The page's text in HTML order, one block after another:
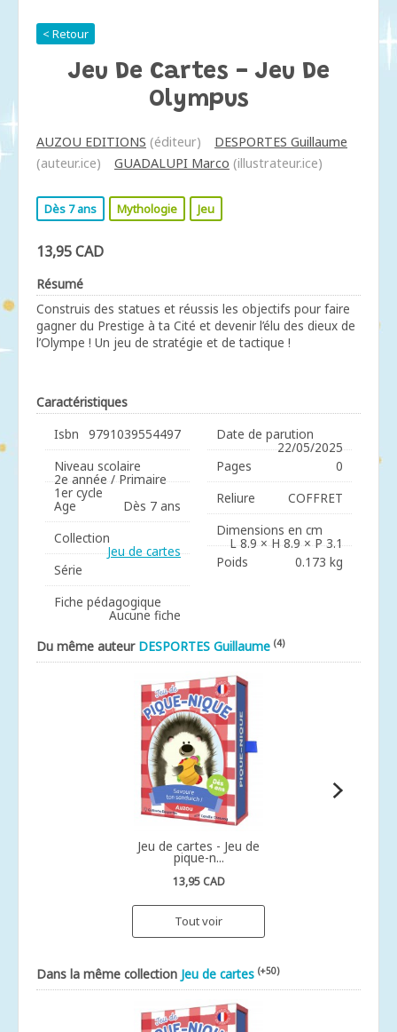
< Retour
Jeu De Cartes - Jeu De
Olympus
AUZOU EDITIONS (éditeur)
DESPORTES Guillaume
(auteur.ice)
GUADALUPI Marco (illustrateur.ice)
Dès 7 ans Mythologie Jeu
13,95 CAD
Résumé
Construis des statues et réussis les objectifs pour faire
gagner du Prestige à ta Cité et devenir l’élu des dieux de
l’Olympe ! Un jeu de stratégie et de tactique !
Caractéristiques
Isbn
9791039554497
Niveau scolaire
2e année / Primaire
1er cycle
Age
Dès 7 ans
Collection
Jeu de cartes
Série
Fiche pédagogique
Aucune fiche
Date de parution
22/05/2025
Pages
0
Reliure
COFFRET
Dimensions en cm
L 8.9 × H 8.9 × P 3.1
Poids
0.173 kg
Du même auteur DESPORTES Guillaume (4)
Jeu de cartes - Jeu de
pique-n...
13,95 CAD
Tout voir
Dans la même collection Jeu de cartes (+50)